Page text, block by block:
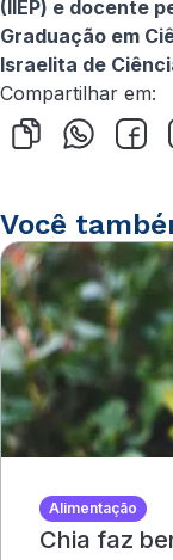
(IIEP) e docente
Graduação em
Israelita de
Compartilhar em:
Você
Alimentação
Chia faz